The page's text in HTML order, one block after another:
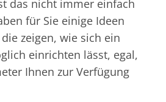
das nicht immer einfach
für Sie einige Ideen
zeigen, wie sich ein
einrichten lässt, egal,
Ihnen zur Verfügung